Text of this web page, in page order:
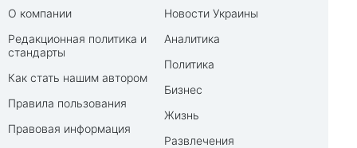
О компании
Редакционная политика и
стандарты
Как стать нашим автором
Правила пользования
Правовая информация
Новости Украины
Аналитика
Политика
Бизнес
Жизнь
Развлечения